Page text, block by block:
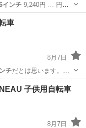
インチ9,240円 … 円
ンチ11,880円… ■組
ール
車
8月7日
チだとは思います。四
子供用自転車
8月7日